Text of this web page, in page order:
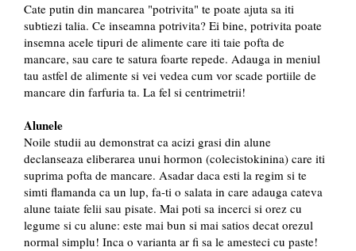
Cate putin din mancarea "potrivita" te poate ajuta sa iti
subtiezi talia. Ce inseamna potrivita? Ei bine, potrivita poate
insemna acele tipuri de alimente care iti taie pofta de
mancare, sau care te satura foarte repede. Adauga in meniul
tau astfel de alimente si vei vedea cum vor scade portiile de
mancare din farfuria ta. La fel si centrimetrii!
Alunele
Noile studii au demonstrat ca acizi grasi din alune
declanseaza eliberarea unui hormon (colecistokinina) care iti
suprima pofta de mancare. Asadar daca esti la regim si te
simti flamanda ca un lup, fa-ti o salata in care adauga cateva
alune taiate felii sau pisate. Mai poti sa incerci si orez cu
legume si cu alune: este mai bun si mai satios decat orezul
normal simplu! Inca o varianta ar fi sa le amesteci cu paste!